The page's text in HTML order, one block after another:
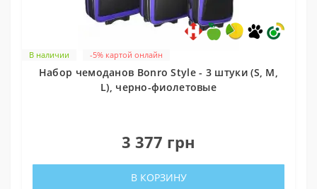
В наличии -5% картой онлайн
Набор чемоданов Bonro Style - 3 штуки (S, M,
L), черно-фиолетовые
3 377 грн
В КОРЗИНУ